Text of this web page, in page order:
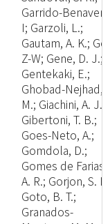
Garrido-
I; Garzoli, L.;
Gautam, A. K.; Ge,
Z-W; Gene, D. J.;
Gentekaki, E.;
Ghobad-Nejhad,
M.; Giachini, A. J.;
Gibertoni, T. B.;
Goes-Neto, A.;
Gomdola, D.;
Gomes de Farias,
A. R.; Gorjon, S.
Goto, B. T.;
Granados-